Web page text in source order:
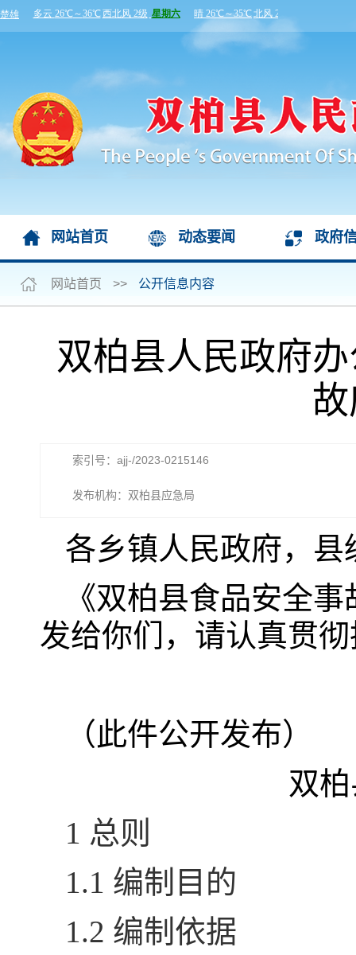
网站首页 动态要闻 政府
网站首页 >> 公开信息内容
双柏县人民政府
索引号：ajj-/2023-0215146
发布机构：双柏县应急局
各乡镇人民政府，县
《双柏县食品安全
发给你们，请认真贯
（此件公开发布）
双
1 总则
1.1 编制目的
1.2 编制依据